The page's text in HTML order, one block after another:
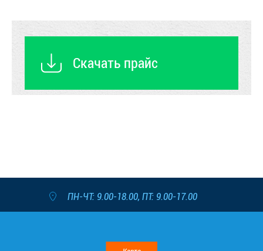
Скачать прайс
ПН-ЧТ: 9.00-18.00, ПТ: 9.00-17.00